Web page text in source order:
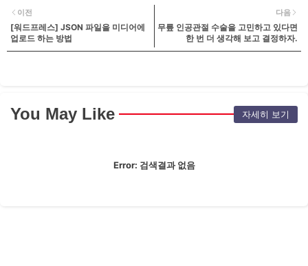
다음
무릎 인공관절 수술을 고민하고 있다면
한 번 더 생각해 보고 결정하자.
이전
[워드프레스] JSON 파일을 미디어에
업로드 하는 방법
You May Like 자세히 보기
Error: 검색결과 없음